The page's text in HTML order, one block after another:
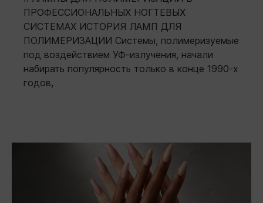
ПРОФЕССИОНАЛЬНЫХ НОГТЕВЫХ
СИСТЕМАХ ИСТОРИЯ ЛАМП ДЛЯ
ПОЛИМЕРИЗАЦИИ Системы, полимеризуемые
под воздействием УФ-излучения, начали
набирать популярность только в конце 1990-х
годов,